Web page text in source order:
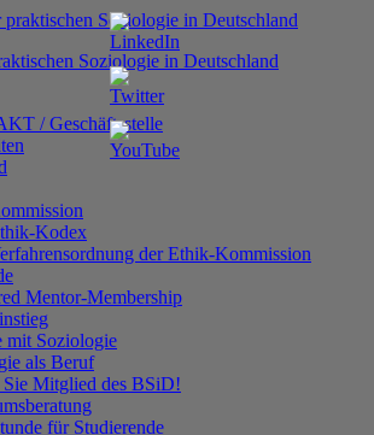
Soziologie in Deutschland
/ Geschäftsstelle
Kodex
der Ethik-Kommission
Mentor-Membership
mit Soziologie
als Beruf
Sie Mitglied des BSiD!
für Studierende